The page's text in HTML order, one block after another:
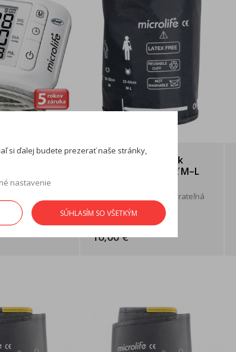
Basic
tlaku a ...
Microlife Manžeta k
tlakomeru, veľkosť M–L
Univerzálna mäkká neprateľná
manžeta k tlakomerom
16,00 €
si ďalej budete prezerať naše stránky,
nastavenie
SÚHLASÍM SO VŠETKÝM